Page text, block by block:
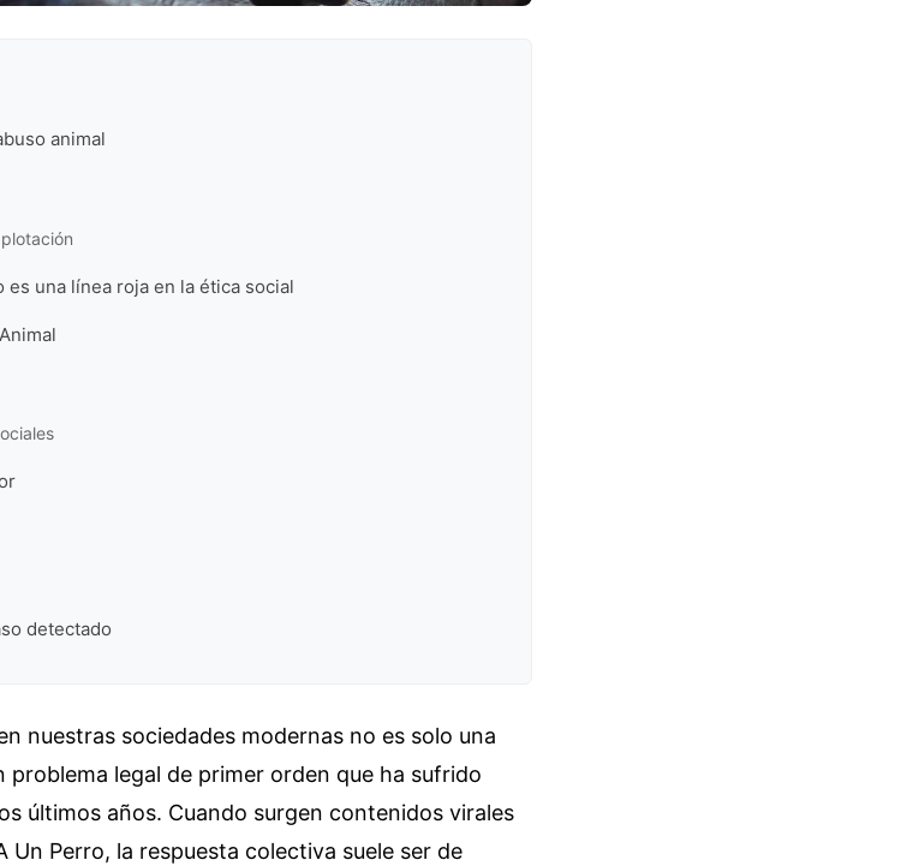
animal
una línea roja en la ética social
detectado
nuestras sociedades modernas no es solo una
problema legal de primer orden que ha sufrido
últimos años. Cuando surgen contenidos virales
Un Perro, la respuesta colectiva suele ser de